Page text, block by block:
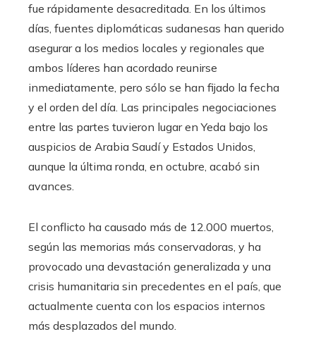
fue rápidamente desacreditada. En los últimos
días, fuentes diplomáticas sudanesas han querido
asegurar a los medios locales y regionales que
ambos líderes han acordado reunirse
inmediatamente, pero sólo se han fijado la fecha
y el orden del día. Las principales negociaciones
entre las partes tuvieron lugar en Yeda bajo los
auspicios de Arabia Saudí y Estados Unidos,
aunque la última ronda, en octubre, acabó sin
avances.
El conflicto ha causado más de 12.000 muertos,
según las memorias más conservadoras, y ha
provocado una devastación generalizada y una
crisis humanitaria sin precedentes en el país, que
actualmente cuenta con los espacios internos
más desplazados del mundo.